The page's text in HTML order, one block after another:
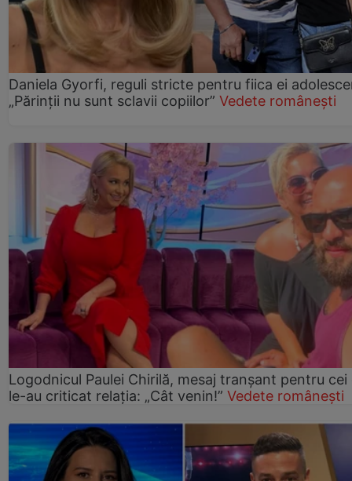
Daniela Gyorfi, reguli stricte pentru fiica ei
„Părinții nu sunt sclavii copiilor” Vedete românești
Logodnicul Paulei Chirilă, mesaj tranșant pentru cei
le-au criticat relația: „Cât venin!” Vedete românești